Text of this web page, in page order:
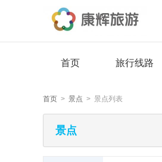
首页 旅行线路
首页 > 景点 > 景点列表
景点